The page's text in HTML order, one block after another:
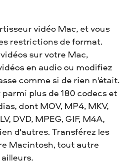
vidéo Mac, et vous
restrictions de format.
sur votre Mac,
en audio ou modifiez
comme si de rien n'était.
plus de 180 codecs et
dont MOV, MP4, MKV,
DVD, MPEG, GIF, M4A,
d'autres. Transférez les
Macintosh, tout autre